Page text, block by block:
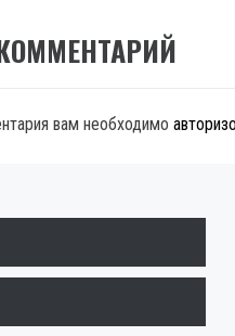
вам необходимо